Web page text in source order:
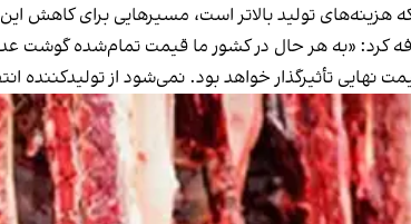
هزینه‌های تولید بالاتر است، مسیرهایی برای
کرد: «به هر حال در کشور ما قیمت تمام‌شده گوشت
نهایی تأثیرگذار خواهد بود. نمی‌شود از تولیدکننده